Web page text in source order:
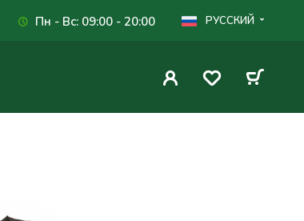
Пн - Вс: 09:00 - 20:00 РУССКИЙ